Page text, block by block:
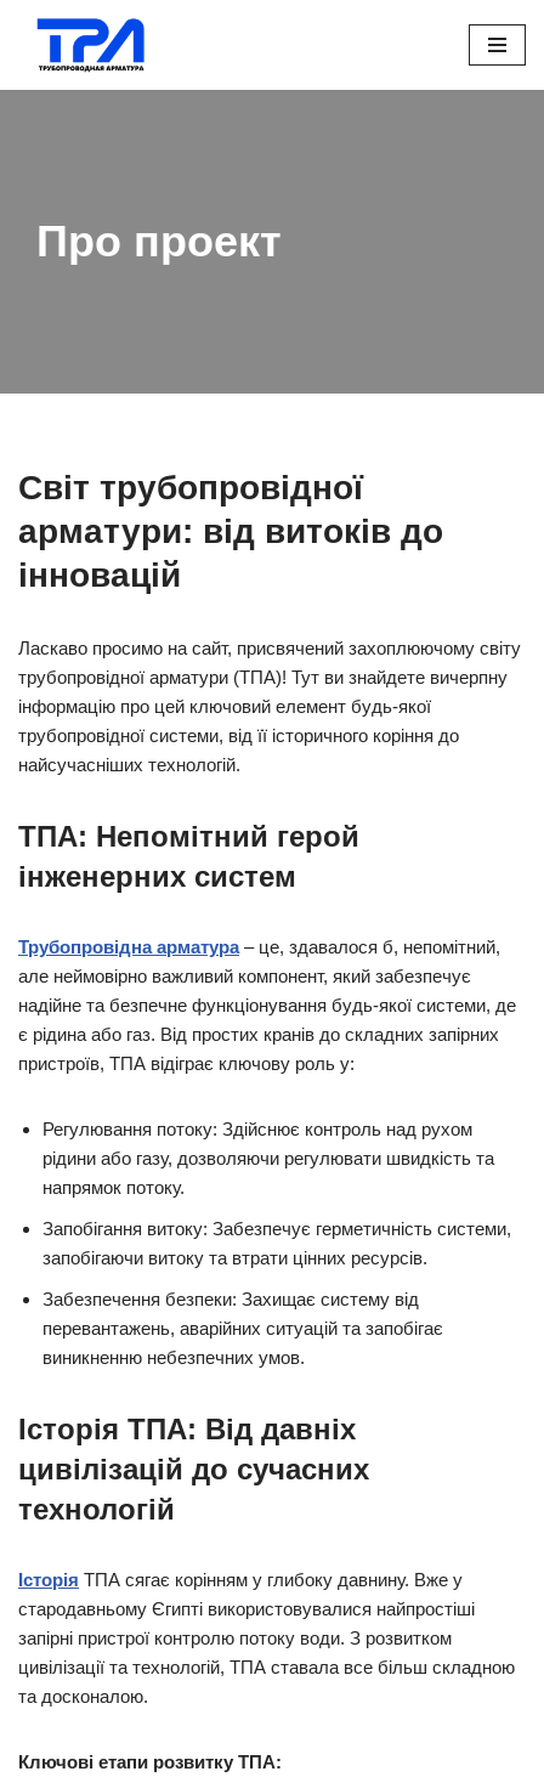
Перейти
до
Про проект
Світ трубопровідної
арматури: від витоків до
інновацій
Ласкаво просимо на сайт, присвячений захоплюючому світу
трубопровідної арматури (ТПА)! Тут ви знайдете вичерпну
інформацію про цей ключовий елемент будь-якої
трубопровідної системи, від її історичного коріння до
найсучасніших технологій.
ТПА: Непомітний герой
інженерних систем
Трубопровідна арматура– ​​це, здавалося б, непомітний,
але неймовірно важливий компонент, який забезпечує
надійне та безпечне функціонування будь-якої системи, де
є рідина або газ. Від простих кранів до складних запірних
пристроїв, ТПА відіграє ключову роль у:
Регулювання потоку: Здійснює контроль над рухом
рідини або газу, дозволяючи регулювати швидкість та
напрямок потоку.
Запобігання витоку: Забезпечує герметичність системи,
запобігаючи витоку та втрати цінних ресурсів.
Забезпечення безпеки: Захищає систему від
перевантажень, аварійних ситуацій та запобігає
виникненню небезпечних умов.
Історія ТПА: Від давніх
цивілізацій до сучасних
технологій
Історія ТПА сягає корінням у глибоку давнину. Вже у
стародавньому Єгипті використовувалися найпростіші
запірні пристрої контролю потоку води. З розвитком
цивілізації та технологій, ТПА ставала все більш складною
та досконалою.
Ключові етапи розвитку ТПА: